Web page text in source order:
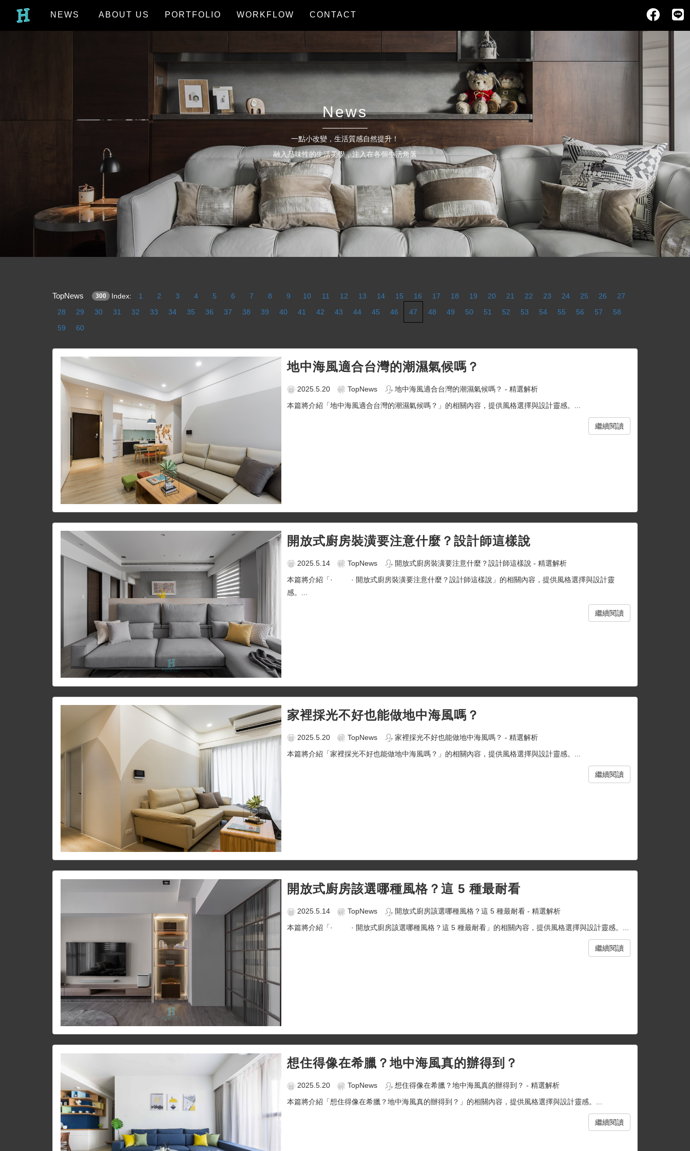
NEWS ABOUT US PORTFOLIO WORKFLOW CONTACT
News
一點小改變，生活質感自然提升！
融入品味性的生活美學，注入在各個生活角落
TopNews 300 Index: 1 2 3 4 5 6 7 8 9 10 11 12 13 14 15 16 17 18 19 20 21 22 23 24 25 26
27
28
29 30 31 32 33 34 35 36 37 38 39 40 41 42 43 44 45 46 47 48 49 50 51 52 53 54 55 56 57
58
59
60
地中海風適合台灣的潮濕氣候嗎？
2025.5.20 TopNews
地中海風適合台灣的潮濕氣候嗎？ - 精選解析
本篇將介紹「地中海風適合台灣的潮濕氣候嗎？」的相關內容，提供風格選擇與設計靈感。...
繼續閱讀
開放式廚房裝潢要注意什麼？設計師這樣說
2025.5.14 TopNews
開放式廚房裝潢要注意什麼？設計師這樣說 - 精選解析
本篇將介紹「· · 開放式廚房裝潢要注意什麼？設計師這樣說」的相關內容，提供風格選擇與設計靈
感。...
繼續閱讀
家裡採光不好也能做地中海風嗎？
2025.5.20 TopNews
家裡採光不好也能做地中海風嗎？ - 精選解析
本篇將介紹「家裡採光不好也能做地中海風嗎？」的相關內容，提供風格選擇與設計靈感。...
繼續閱讀
開放式廚房該選哪種風格？這 5 種最耐看
2025.5.14 TopNews
開放式廚房該選哪種風格？這 5 種最耐看 - 精選解析
本篇將介紹「· · 開放式廚房該選哪種風格？這 5 種最耐看」的相關內容，提供風格選擇與設計靈感。...
繼續閱讀
想住得像在希臘？地中海風真的辦得到？
2025.5.20 TopNews
想住得像在希臘？地中海風真的辦得到？ - 精選解析
本篇將介紹「想住得像在希臘？地中海風真的辦得到？」的相關內容，提供風格選擇與設計靈感。...
繼續閱讀